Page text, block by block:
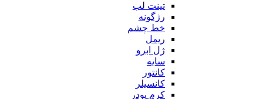
تینت لب
رژگونه
خط چشم
ریمل
ژل ابرو
سایه
کانتور
کانسیلر
کرم پودر